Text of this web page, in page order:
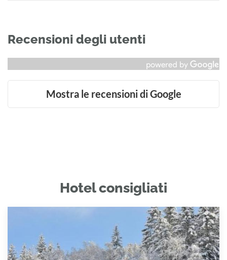
Recensioni degli utenti
Mostra le recensioni di Google
Hotel consigliati